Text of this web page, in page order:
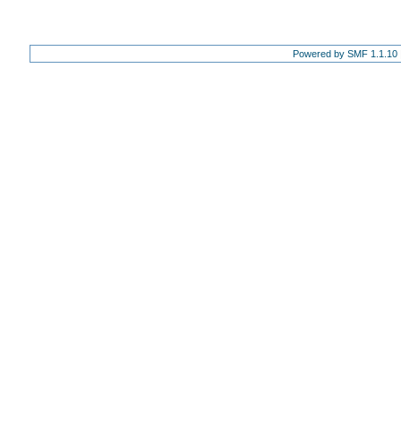
Powered by SMF 1.1.10